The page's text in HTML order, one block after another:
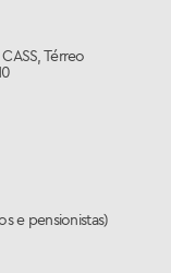
Térreo
e pensionistas)